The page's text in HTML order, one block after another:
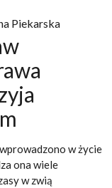
Piekarska
w życie
ona wiele
w zwią